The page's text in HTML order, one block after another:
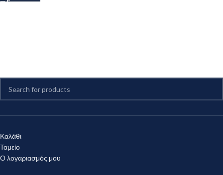
Καλάθι
Ταμείο
Ο λογαριασμός μου